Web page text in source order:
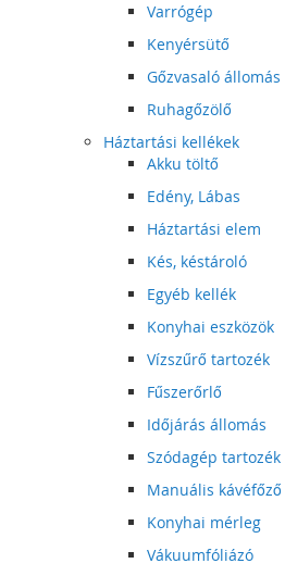
Varrógép
Kenyérsütő
Gőzvasaló állomás
Ruhagőzölő
Háztartási kellékek
Akku töltő
Edény, Lábas
Háztartási elem
Kés, késtároló
Egyéb kellék
Konyhai eszközök
Vízszűrő tartozék
Fűszerőrlő
Időjárás állomás
Szódagép tartozék
Manuális kávéfőző
Konyhai mérleg
Vákuumfóliázó